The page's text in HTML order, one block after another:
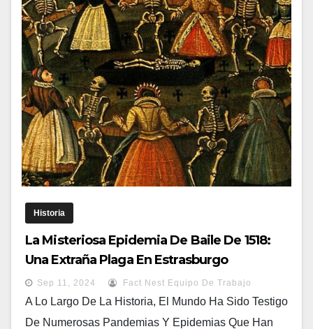
Historia
La Misteriosa Epidemia De Baile De 1518:
Una Extraña Plaga En Estrasburgo
Sep 11, 2024 Fact Nest Equipo De Trabajo
A Lo Largo De La Historia, El Mundo Ha Sido Testigo
De Numerosas Pandemias Y Epidemias Que Han